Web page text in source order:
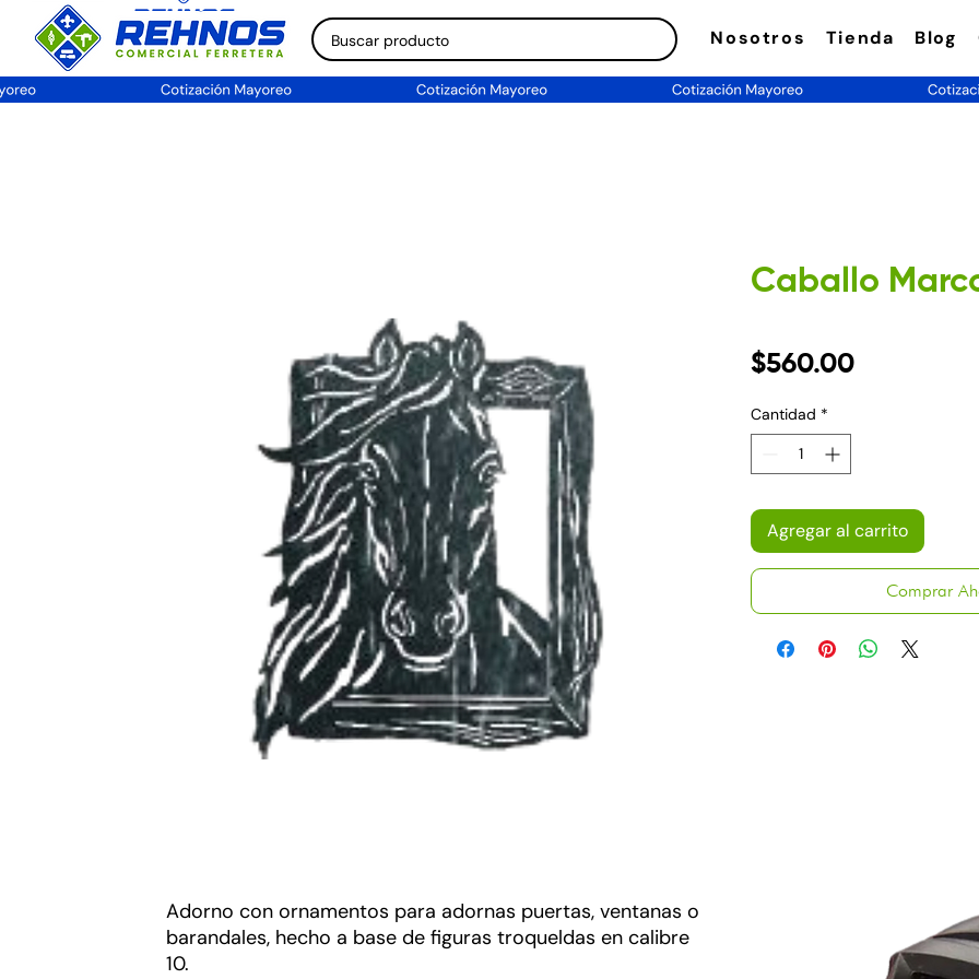
Nosotros Tienda Blog
Adorno con ornamentos para adornas puertas, ventanas o
barandales, hecho a base de figuras troqueldas en calibre
10.
Caballo
$560.00Precio
Cantidad *
Agregar al carrito
Comprar